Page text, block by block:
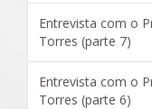
Entrevista com o
Torres (parte 7)
Entrevista com o
Torres (parte 6)